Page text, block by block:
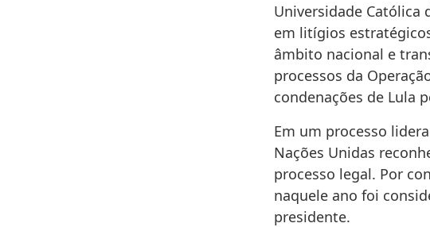
Universidade Católica
em litígios
âmbito nacional e
processos da
condenações de Lula
Em um processo
Nações Unidas
processo legal. Por
naquele ano foi
presidente.